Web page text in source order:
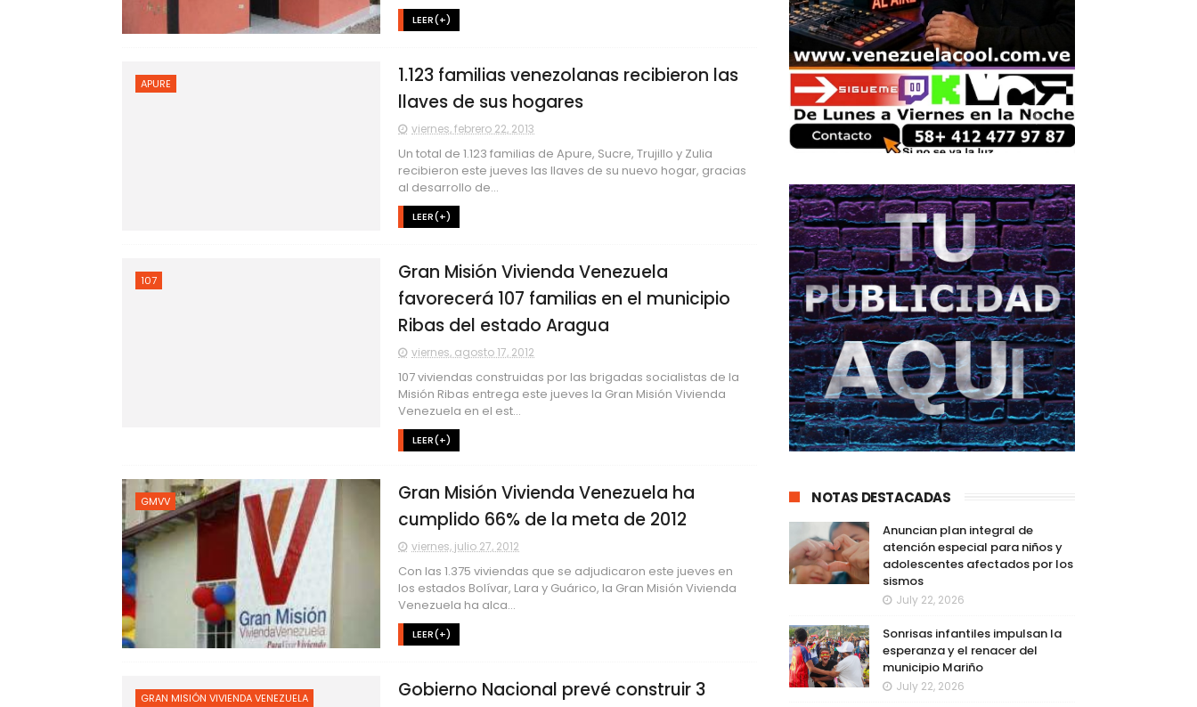
LEER(+)
APURE
1.123 familias venezolanas recibieron las
llaves de sus hogares
viernes, febrero 22, 2013
Un total de 1.123 familias de Apure, Sucre, Trujillo y Zulia
recibieron este jueves las llaves de su nuevo hogar, gracias
al desarrollo de...
LEER(+)
107
Gran Misión Vivienda Venezuela
favorecerá 107 familias en el municipio
Ribas del estado Aragua
viernes, agosto 17, 2012
107 viviendas construidas por las brigadas socialistas de la
Misión Ribas entrega este jueves la Gran Misión Vivienda
Venezuela en el est...
LEER(+)
GMVV
Gran Misión Vivienda Venezuela ha
cumplido 66% de la meta de 2012
viernes, julio 27, 2012
Con las 1.375 viviendas que se adjudicaron este jueves en
los estados Bolívar, Lara y Guárico, la Gran Misión Vivienda
Venezuela ha alca...
LEER(+)
GRAN MISIÓN VIVIENDA VENEZUELA
Gobierno Nacional prevé construir 3
NOTAS DESTACADAS
Anuncian plan integral de
atención especial para niños y
adolescentes afectados por los
sismos
July 22, 2026
Sonrisas infantiles impulsan la
esperanza y el renacer del
municipio Mariño
July 22, 2026